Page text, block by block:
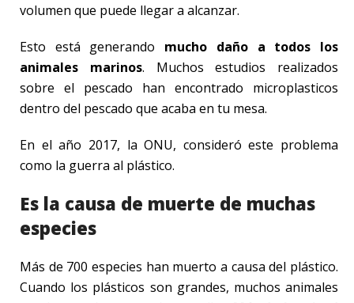
volumen que puede llegar a alcanzar.
Esto está generando mucho daño a todos los
animales marinos. Muchos estudios realizados
sobre el pescado han encontrado microplasticos
dentro del pescado que acaba en tu mesa.
En el año 2017, la ONU, consideró este problema
como la guerra al plástico.
Es la causa de muerte de muchas
especies
Más de 700 especies han muerto a causa del plástico.
Cuando los plásticos son grandes, muchos animales